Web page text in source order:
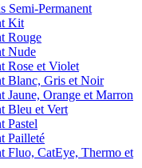
Semi-Permanent
Kit
Rouge
Nude
Rose et Violet
Blanc, Gris et Noir
Jaune, Orange et Marron
Bleu et Vert
Pastel
Pailleté
Fluo, CatEye, Thermo et